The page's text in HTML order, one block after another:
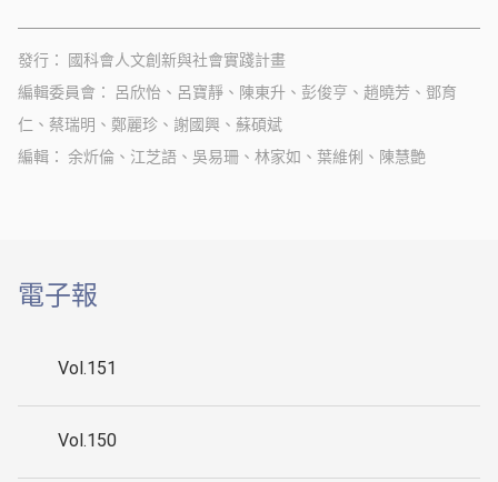
務的對象，而是教會她信任、協作與陪伴的老師。
發行
國科會人文創新與社會實踐計畫
編輯委員會
呂欣怡、呂寶靜、陳東升、彭俊亨、趙曉芳、鄧育
仁、蔡瑞明、鄭麗珍、謝國興、蘇碩斌
編輯
余炘倫、江芝語、吳易珊、林家如、葉維俐、陳慧艶
電子報
Vol.151
Vol.150